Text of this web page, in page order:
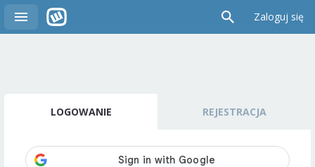
Zaloguj się
LOGOWANIE REJESTRACJA